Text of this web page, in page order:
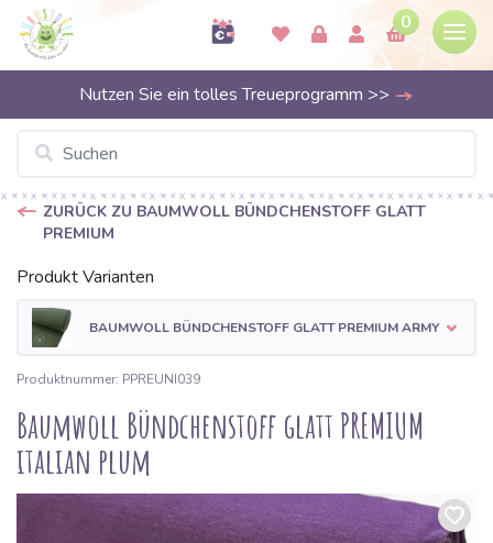
0
Nutzen Sie ein tolles Treueprogramm >>
ZURÜCK ZU BAUMWOLL BÜNDCHENSTOFF GLATT
PREMIUM
Produkt Varianten
BAUMWOLL BÜNDCHENSTOFF GLATT PREMIUM ARMY
Produktnummer: PPREUNI039
Baumwoll Bündchenstoff glatt PREMIUM
italian plum